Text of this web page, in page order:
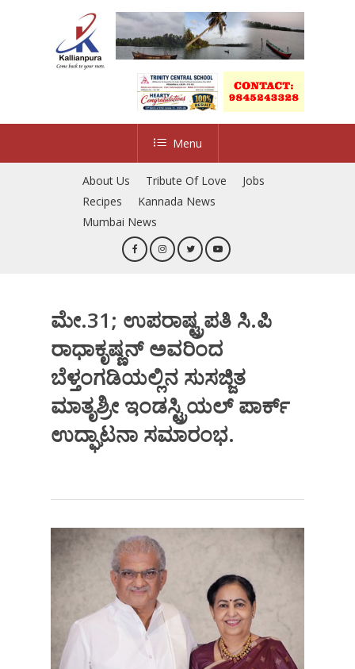
Menu
About Us Tribute Of Love
Jobs
Recipes
Kannada News
Mumbai News
ಮೇ.31; ಉಪರಾಷ್ಟ್ರಪತಿ ಸಿ.ಪಿ
ರಾಧಾಕೃಷ್ಣನ್ ಅವರಿಂದ
ಬೆಳ್ತಂಗಡಿಯಲ್ಲಿನ ಸುಸಜ್ಜಿತ
ಮಾತೃಶ್ರೀ ಇಂಡಸ್ಟ್ರಿಯಲ್ ಪಾರ್ಕ್
ಉದ್ಘಾಟನಾ ಸಮಾರಂಭ.